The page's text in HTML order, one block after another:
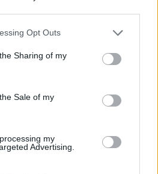
app uses one or more Google
usage behaviour. You may click to
and its third-party tags to
purposes in below Google
Opt Outs
Sharing of my
Sale of my
my
Advertising.
árnyékokkal és
feltuningolt bőr, szem, haj és
re, de nem elhanyagolható a
t és kocsit láthatunk majd
valamint az új DualSense
New Yorkban hálóhintázni.